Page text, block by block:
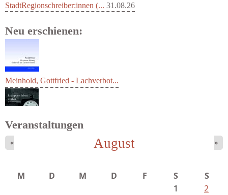
StadtRegionschreiber:innen (... 31.08.26
Neu erschienen:
Meinhold, Gottfried - Lachverbot...
Veranstaltungen
August
« »
M D M D F S
S
1
2